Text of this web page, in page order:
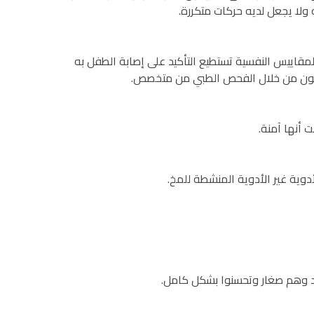
يجعل لديه حركات متكررة.
النفسية تستطيع التأكيد على إصابة الطفل به
يكون من خلال الفحص الطبي من متخصص.
أنها آمنة.
غير الأدوية المنشطة للمخ.
وهم صغار وتحسنوا بشكل كامل.